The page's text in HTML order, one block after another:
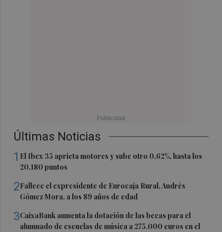
Últimas Noticias
1 El Ibex 35 aprieta motores y sube otro 0,62%, hasta los
20.180 puntos
2Fallece el expresidente de Eurocaja Rural, Andrés
Gómez Mora, a los 89 años de edad
3CaixaBank aumenta la dotación de las becas para el
alumnado de escuelas de música a 275.000 euros en el